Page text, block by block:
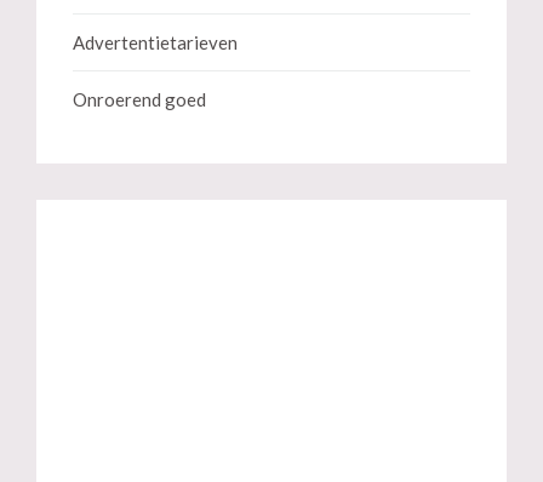
Advertentietarieven
Onroerend goed